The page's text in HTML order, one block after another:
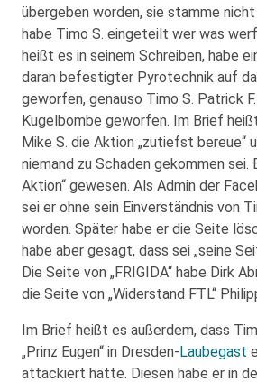
übergeben worden, sie stamme
habe Timo S. eingeteilt wer was
heißt es in seinem Schreiben, habe
daran befestigter Pyrotechnik auf
geworfen, genauso Timo S. Patrick
Kugelbombe geworfen. Im Brief
Mike S. die Aktion „zutiefst bereue“
niemand zu Schaden gekommen sei.
Aktion“ gewesen. Als Admin der
sei er ohne sein Einverständnis von
worden. Später habe er die Seite
habe aber gesagt, dass sei „seine
Die Seite von „FRIGIDA“ habe Dirk
die Seite von „Widerstand FTL“
Im Brief heißt es außerdem, dass
„Prinz Eugen“ in Dresden-Laubegast
attackiert hätte. Diesen habe er in